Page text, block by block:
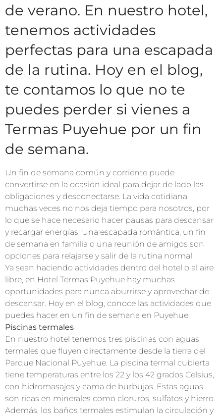
de verano. En nuestro hotel,
tenemos actividades
perfectas para una escapada
de la rutina. Hoy en el blog,
te contamos lo que no te
puedes perder si vienes a
Termas Puyehue por un fin
de semana.
Un fin de semana común y corriente puede
convertirse en la ocasión ideal para dejar de lado las
obligaciones y desconectarse. La vida cotidiana
muchas veces no nos deja tiempo para nosotros, por
lo que se hace necesario hacer pausas para descansar
y recargar energías. Una escapada romántica, un fin
de semana en familia o una reunión de amigos son
opciones para relajarse y salir de la rutina normal.
Ya sean haciendo actividades dentro del hotel o al aire
libre, en Hotel Termas Puyehue hay muchas
oportunidades para nunca aburrirse y aprovechar de
descansar. Hoy en el blog, conoce las actividades que
puedes hacer en un fin de semana en Puyehue.
Piscinas termales
En nuestro hotel tenemos tres piscinas con aguas
termales que fluyen directamente desde la tierra del
Parque Nacional Puyehue. La piscina termal cubierta
tiene temperaturas entre los 22 y los 42 grados Celsius,
con hidromasajes y cama de burbujas. Estas aguas
son ricas en minerales como cloruros, sulfatos y hierro.
Además, los baños termales estimulan la circulación y